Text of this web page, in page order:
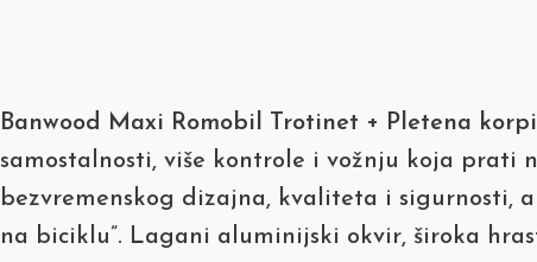
Banwood Maxi Romobil Trotinet + Pletena
samostalnosti, više kontrole i vožnju koja prati
bezvremenskog dizajna, kvaliteta i sigurnosti,
na biciklu”. Lagani aluminijski okvir, široka